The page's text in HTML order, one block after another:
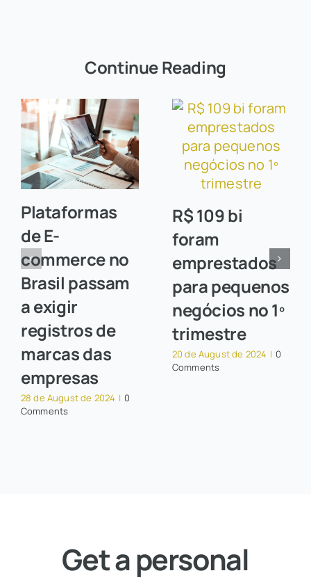
Continue Reading
Plataformas
de E-
commerce no
Brasil passam
a exigir
registros de
marcas das
empresas
28 de August de 2024 | 0
Comments
R$ 109 bi
foram
emprestados
para pequenos
negócios no 1º
trimestre
20 de August de 2024 | 0
Comments
Get a personal